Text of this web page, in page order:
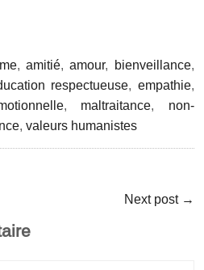
, amitié,amour, bienveillance,
respectueuse, empathie,
, maltraitance, non-
,valeurs humanistes
Next post →